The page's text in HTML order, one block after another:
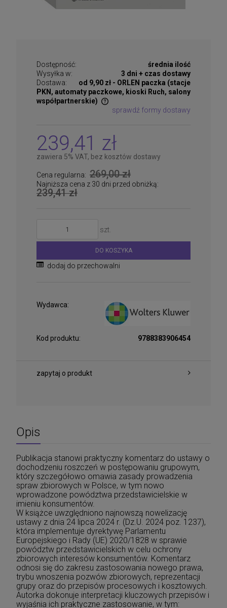
Dostępność:
średnia ilość
Wysyłka w:
3 dni + czas dostawy
Dostawa:
od 9,90 zł - ORLEN paczka (stacje
PKN, automaty paczkowe, kioski Ruch, salony
współpartnerskie)
Cena nie zawiera ewentualnych kosztów płatności
sprawdź formy dostawy
239,41 zł
zawiera 5% VAT, bez kosztów dostawy
Cena regularna: 269,00 zł
Najniższa cena z 30 dni przed obniżką:
239,41 zł
szt.
DO KOSZYKA
dodaj do przechowalni
Wydawca:
Kod produktu: 9788383906454
zapytaj o produkt
Opis
Publikacja stanowi praktyczny komentarz do ustawy o
dochodzeniu roszczeń w postępowaniu grupowym,
który szczegółowo omawia zasady prowadzenia
spraw zbiorowych w Polsce, w tym nowo
wprowadzone powództwa przedstawicielskie w
imieniu konsumentów.
W książce uwzględniono najnowszą nowelizację
ustawy z dnia 24 lipca 2024 r. (Dz.U. 2024 poz. 1237),
która implementuje dyrektywę Parlamentu
Europejskiego i Rady (UE) 2020/1828 w sprawie
powództw przedstawicielskich w celu ochrony
zbiorowych interesów konsumentów. Komentarz
odnosi się do zakresu zastosowania nowego prawa,
trybu wnoszenia pozwów zbiorowych, reprezentacji
grupy oraz do przepisów procesowych i kosztowych.
Autorka dokonuje interpretacji kluczowych przepisów i
wyjaśnia ich praktyczne zastosowanie, w tym: